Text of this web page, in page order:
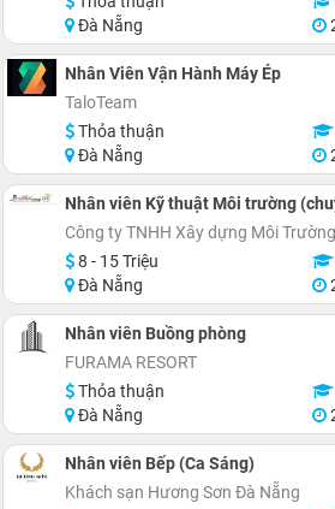
Đà Nẵng
Nhân Viên Vận Hành Máy Ép
TaloTeam
Thỏa thuận
Đà Nẵng
Nhân viên Kỹ thuật Môi trường
Công ty TNHH Xây dựng Môi
8 - 15 Triệu
Đà Nẵng
Nhân viên Buồng phòng
FURAMA RESORT
Thỏa thuận
Đà Nẵng
Nhân viên Bếp (Ca Sáng)
Khách sạn Hương Sơn Đà Nẵng